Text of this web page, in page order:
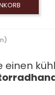
einen